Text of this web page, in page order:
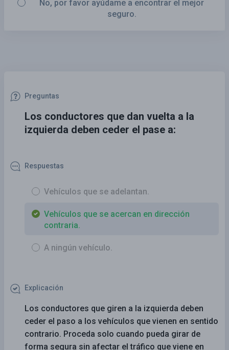
No, por favor ayúdame a encontrar el mejor
seguro.
Preguntas
Los conductores que dan vuelta a la
izquierda deben ceder el pase a:
Respuestas
Vehículos que se adelantan.
Vehículos que se acercan en dirección
contraria.
A ningún vehículo.
Explicación
Los conductores que giren a la izquierda deben
ceder el paso a los vehículos que vienen en sentido
contrario. Proceda solo cuando pueda girar de
forma segura sin afectar el tráfico que viene en